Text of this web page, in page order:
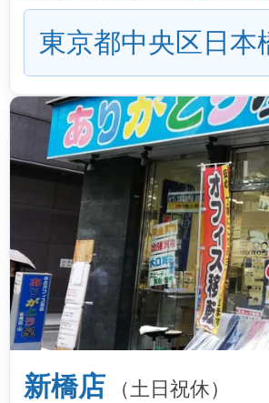
東京都中央区日本
新橋店 （土日祝休）